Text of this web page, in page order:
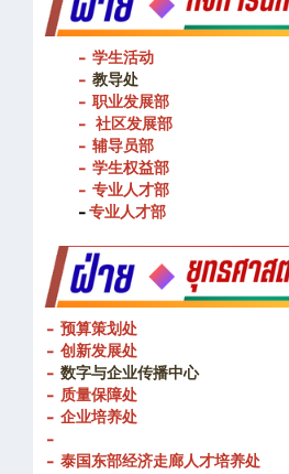
- 学生活动
- 教导处
- 职业发展部
- 社区发展部
- 辅导员部
- 学生权益部
- 专业人才部
-专业人才部
- 预算策划处
- 创新发展处
- 数字与企业传播中心
- 质量保障处
- 企业培养处
-
- 泰国东部经济走廊人才培养处